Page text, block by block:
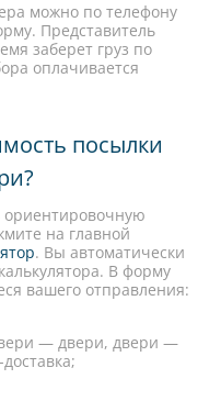
можно по телефону
Представитель
заберет груз по
оплачивается
посылки
ориентировочную
на главной
. Вы автоматически
В форму
вашего отправления:
— двери, двери —